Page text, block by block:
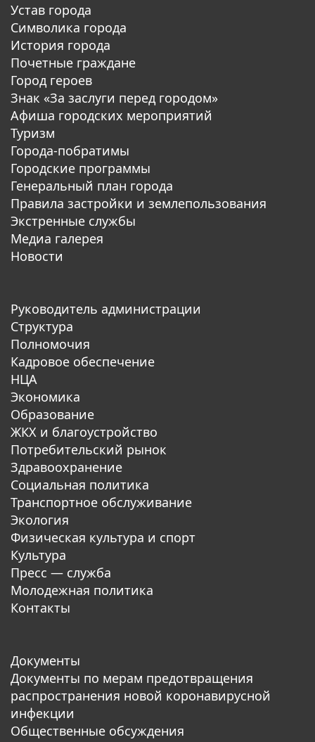
Устав города
Символика города
История города
Почетные граждане
Город героев
Знак «За заслуги перед городом»
Афиша городских мероприятий
Туризм
Города-побратимы
Городские программы
Генеральный план города
Правила застройки и землепользования
Экстренные службы
Медиа галерея
Новости
Руководитель администрации
Структура
Полномочия
Кадровое обеспечение
НЦА
Экономика
Образование
ЖКХ и благоустройство
Потребительский рынок
Здравоохранение
Социальная политика
Транспортное обслуживание
Экология
Физическая культура и спорт
Культура
Пресс — служба
Молодежная политика
Контакты
Документы
Документы по мерам предотвращения
распространения новой коронавирусной
инфекции
Общественные обсуждения